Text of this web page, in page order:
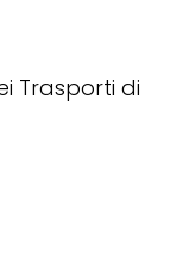
Trasporti di